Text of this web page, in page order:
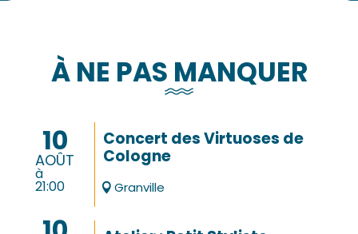
À NE PAS MANQUER
Les temps forts de l’été 2026
Lire la suite
10
AOÛT
à
21:00
Concert des Virtuoses de
Cologne
Granville